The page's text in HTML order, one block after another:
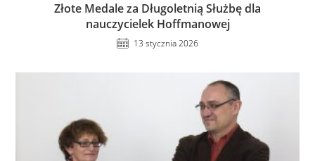
Złote Medale za Długoletnią Służbę dla
nauczycielek Hoffmanowej
13 stycznia 2026